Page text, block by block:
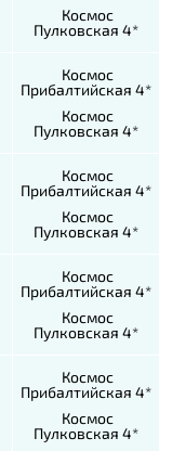
Космос
Пулковская 4*
Космос
Прибалтийская 4*
Космос
Пулковская 4*
Космос
Прибалтийская 4*
Космос
Пулковская 4*
Космос
Прибалтийская 4*
Космос
Пулковская 4*
Космос
Прибалтийская 4*
Космос
Пулковская 4*